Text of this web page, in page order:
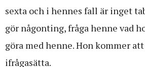
sexta och i hennes fall är inget
gör någonting, fråga henne vad
göra med henne. Hon kommer
ifrågasätta.